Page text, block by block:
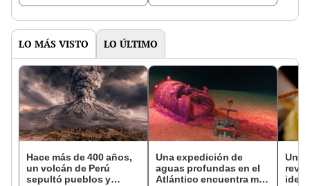
LO MÁS VISTO LO ÚLTIMO
Hace más de 400 años,
un volcán de Perú
sepultó pueblos y
Una expedición de
aguas profundas en el
Atlántico encuentra más
Una